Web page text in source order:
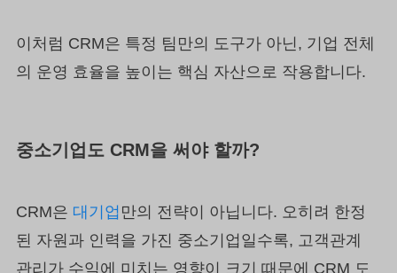
이처럼 CRM은 특정 팀만의 도구가 아닌, 기업 전체
의 운영 효율을 높이는 핵심 자산으로 작용합니다.
중소기업도 CRM을 써야 할까?
CRM은 대기업 만의 전략이 아닙니다. 오히려 한정
된 자원과 인력을 가진 중소기업일수록, 고객관계
관리가 수익에 미치는 영향이 크기 때문에 CRM 도